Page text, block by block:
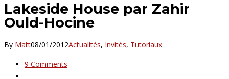
Lakeside House par Zahir
Ould-Hocine
By Matt08/01/2012Actualités, Invités, Tutoriaux
9 Comments